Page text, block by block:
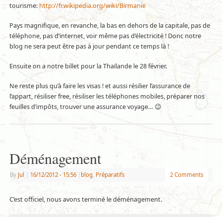
tourisme: http://fr.wikipedia.org/wiki/Birmanie
Pays magnifique, en revanche, la bas en dehors de la capitale, pas de
téléphone, pas d’internet, voir même pas d’électricité ! Donc notre
blog ne sera peut être pas à jour pendant ce temps là !
Ensuite on a notre billet pour la Thaïlande le 28 février.
Ne reste plus qu’à faire les visas ! et aussi résilier l’assurance de
l’appart, résiliser free, résiliser les téléphones mobiles, préparer nos
feuilles d’impôts, trouver une assurance voyage… 😉
Déménagement
By Jul 16/12/2012 - 15:56 blog Préparatifs 2 Comments
C’est officiel, nous avons terminé le déménagement.